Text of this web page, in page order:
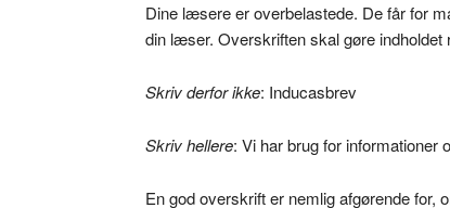
Dine læsere er overbelastede. De får for
din læser. Overskriften skal gøre indholdet
Skriv derfor ikke: Inducasbrev
Skriv hellere: Vi har brug for informationer
En god overskrift er nemlig afgørende for,